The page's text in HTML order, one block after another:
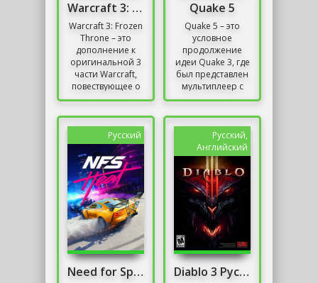
Warcraft 3: Frozen Throne [v.1.26a] (2003) + DOTA
Warcraft 3: Frozen
Throne – это
дополнение к
оригинальной 3
части Warcraft,
повествующее о
продолжении
Артасом и
другими...
Quake 5
Quake 5 – это
условное
продолжение
идеи Quake 3, где
был представлен
мультиплеер с
динамичными
использованием
массы
вооружений,...
Русский
Need for Speed: Heat (Deluxe Edition)
Русский,
Английский
Diablo 3 Русская Версия Механики 2019